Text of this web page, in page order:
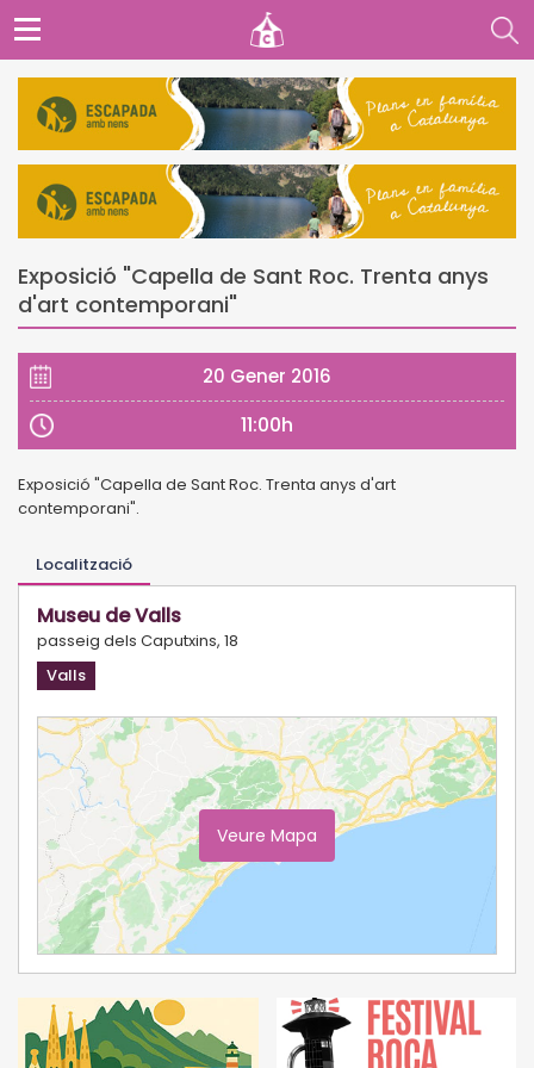
Exposició "Capella de Sant Roc. Trenta anys
d'art contemporani"
20 Gener 2016
11:00h
Exposició "Capella de Sant Roc. Trenta anys d'art
contemporani".
Localització
Museu de Valls
passeig dels Caputxins, 18
Valls
Veure Mapa